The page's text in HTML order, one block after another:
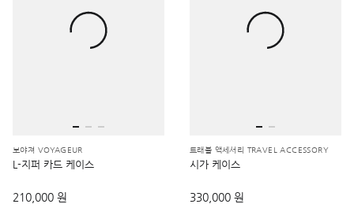
보야져 VOYAGEUR
L-지퍼 카드 케이스
210,000 원
트래블 액세서리 TRAVEL ACCESSORY
시가 케이스
330,000 원